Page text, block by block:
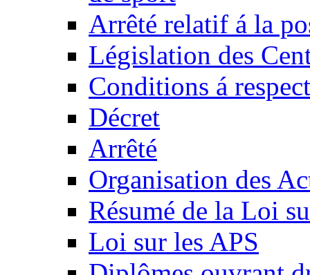
Arrêté relatif á la
Législation des
Conditions á
Décret
Arrêté
Organisation des
Résumé de la Loi
Loi sur les APS